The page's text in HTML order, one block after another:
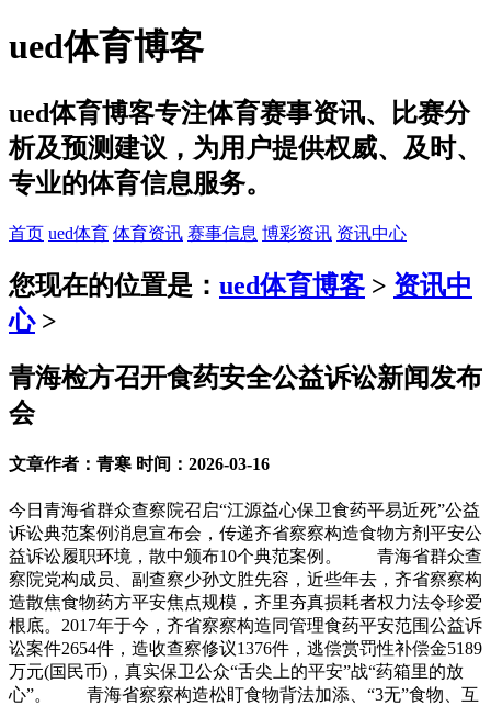
ued体育博客
ued体育博客专注体育赛事资讯、比赛分
析及预测建议，为用户提供权威、及时、
专业的体育信息服务。
首页 ued体育 体育资讯 赛事信息 博彩资讯 资讯中心
您现在的位置是： ued体育博客 > 资讯中
心>
青海检方召开食药安全公益诉讼新闻发布
会
文章作者：青寒 时间：2026-03-16
今日青海省群众查察院召启“江源益心保卫食药平易近死”公益
诉讼典范案例消息宣布会，传递齐省察察构造食物方剂平安公
益诉讼履职环境，散中颁布10个典范案例。 青海省群众查
察院党构成员、副查察少孙文胜先容，近些年去，齐省察察构
造散焦食物药方平安焦点规模，齐里夯真损耗者权力法令珍爱
根底。2017年于今，齐省察察构造同管理食药平安范围公益诉
讼案件2654件，造收查察修议1376件，逃偿赏罚性补偿金5189
万元(国民币)，真实保卫公众“舌尖上的平安”战“药箱里的放
心”。 青海省察察构造松盯食物背法加添、“3无”食物、互